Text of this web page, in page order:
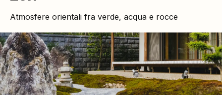
Atmosfere orientali fra verde, acqua e rocce